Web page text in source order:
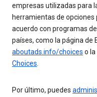
empresas utilizadas para
herramientas de
acuerdo con programas
países, como la página de
aboutads.info/choices o
Choices.
Por último, puedes